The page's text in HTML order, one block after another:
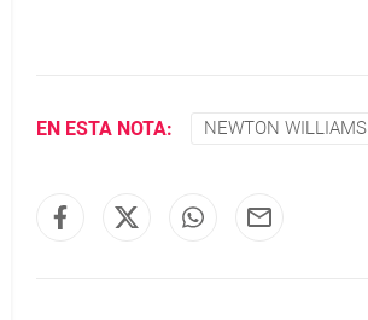
EN ESTA NOTA: NEWTON WILLIAMS